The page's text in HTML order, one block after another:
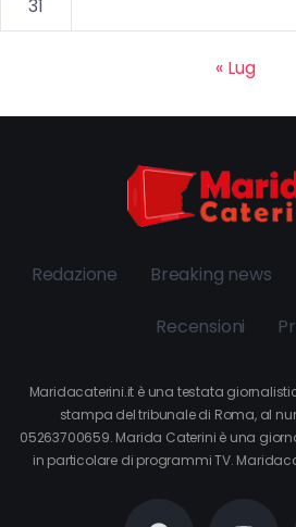
31
« Lug
Redazione Breaking news
Recensioni
Maridacaterini.it è una testata
stampa del tribunale di Roma, al
05263700659. Marida Caterini è una
in particolare di programmi TV.